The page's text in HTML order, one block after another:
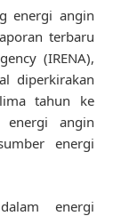
energi angin
terbaru
(IRENA),
diperkirakan
tahun ke
angin
energi
energi